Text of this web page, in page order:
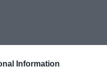
Information